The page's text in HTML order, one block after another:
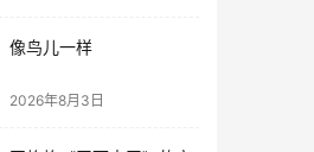
像鸟儿一样
2026年8月3日